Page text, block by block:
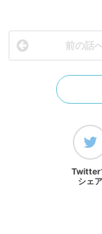
前の話
Twitter
シェア